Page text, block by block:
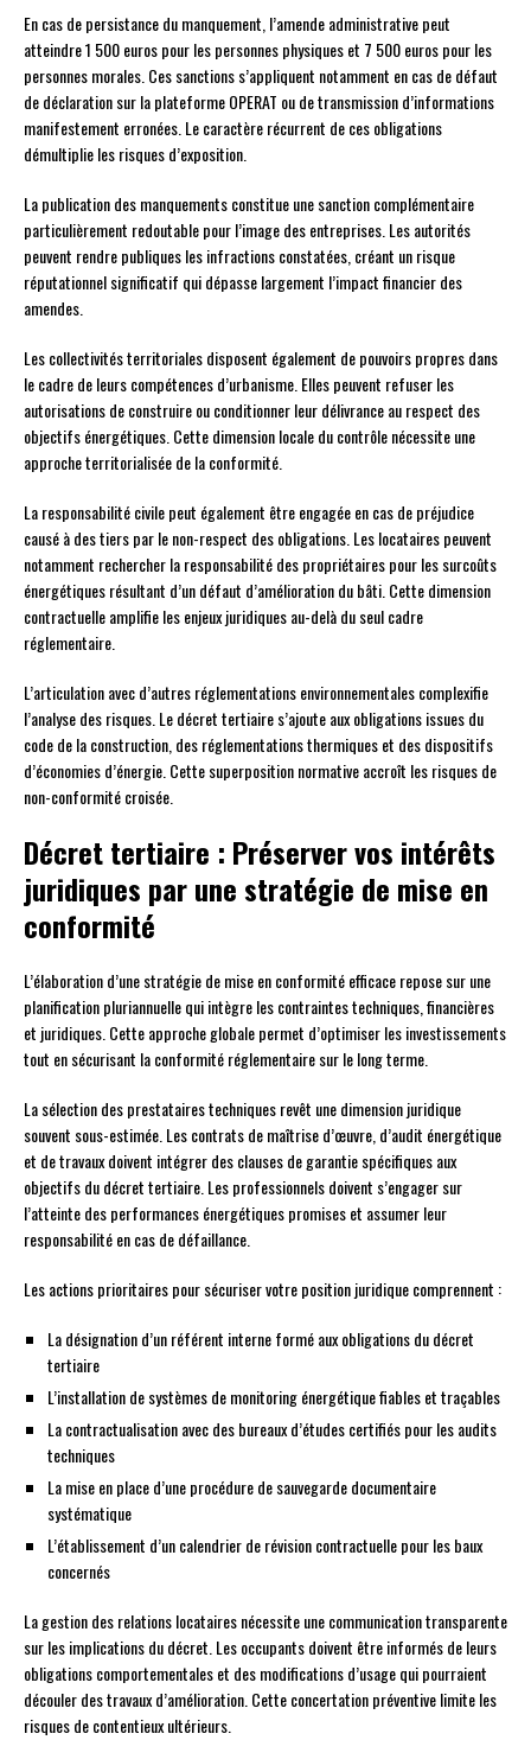
En cas de persistance du manquement, l’amende administrative peut
atteindre 1 500 euros pour les personnes physiques et 7 500 euros pour les
personnes morales. Ces sanctions s’appliquent notamment en cas de défaut
de déclaration sur la plateforme OPERAT ou de transmission d’informations
manifestement erronées. Le caractère récurrent de ces obligations
démultiplie les risques d’exposition.
La publication des manquements constitue une sanction complémentaire
particulièrement redoutable pour l’image des entreprises. Les autorités
peuvent rendre publiques les infractions constatées, créant un risque
réputationnel significatif qui dépasse largement l’impact financier des
amendes.
Les collectivités territoriales disposent également de pouvoirs propres dans
le cadre de leurs compétences d’urbanisme. Elles peuvent refuser les
autorisations de construire ou conditionner leur délivrance au respect des
objectifs énergétiques. Cette dimension locale du contrôle nécessite une
approche territorialisée de la conformité.
La responsabilité civile peut également être engagée en cas de préjudice
causé à des tiers par le non-respect des obligations. Les locataires peuvent
notamment rechercher la responsabilité des propriétaires pour les surcoûts
énergétiques résultant d’un défaut d’amélioration du bâti. Cette dimension
contractuelle amplifie les enjeux juridiques au-delà du seul cadre
réglementaire.
L’articulation avec d’autres réglementations environnementales complexifie
l’analyse des risques. Le décret tertiaire s’ajoute aux obligations issues du
code de la construction, des réglementations thermiques et des dispositifs
d’économies d’énergie. Cette superposition normative accroît les risques de
non-conformité croisée.
Décret tertiaire : Préserver vos intérêts
juridiques par une stratégie de mise en
conformité
L’élaboration d’une stratégie de mise en conformité efficace repose sur une
planification pluriannuelle qui intègre les contraintes techniques, financières
et juridiques. Cette approche globale permet d’optimiser les investissements
tout en sécurisant la conformité réglementaire sur le long terme.
La sélection des prestataires techniques revêt une dimension juridique
souvent sous-estimée. Les contrats de maîtrise d’œuvre, d’audit énergétique
et de travaux doivent intégrer des clauses de garantie spécifiques aux
objectifs du décret tertiaire. Les professionnels doivent s’engager sur
l’atteinte des performances énergétiques promises et assumer leur
responsabilité en cas de défaillance.
Les actions prioritaires pour sécuriser votre position juridique comprennent :
La désignation d’un référent interne formé aux obligations du décret
tertiaire
L’installation de systèmes de monitoring énergétique fiables et traçables
La contractualisation avec des bureaux d’études certifiés pour les audits
techniques
La mise en place d’une procédure de sauvegarde documentaire
systématique
L’établissement d’un calendrier de révision contractuelle pour les baux
concernés
La gestion des relations locataires nécessite une communication transparente
sur les implications du décret. Les occupants doivent être informés de leurs
obligations comportementales et des modifications d’usage qui pourraient
découler des travaux d’amélioration. Cette concertation préventive limite les
risques de contentieux ultérieurs.